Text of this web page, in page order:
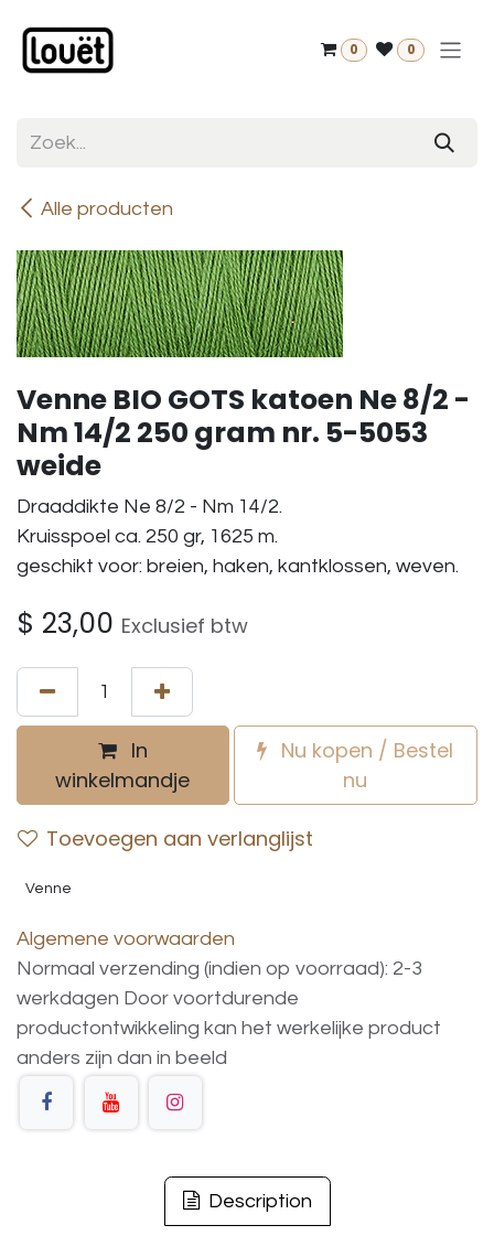
0 0
Alle producten
Venne BIO GOTS katoen Ne 8/2 -
Nm 14/2 250 gram nr. 5-5053
weide
Draaddikte Ne 8/2 - Nm 14/2.
Kruisspoel ca. 250 gr, 1625 m.
geschikt voor: breien, haken, kantklossen, weven.
$ 23,00 Exclusief btw
In
winkelmandje
Nu kopen / Bestel
nu
Toevoegen aan verlanglijst
Venne
Algemene voorwaarden
Normaal verzending (indien op voorraad): 2-3
werkdagen Door voortdurende
productontwikkeling kan het werkelijke product
anders zijn dan in beeld
Description